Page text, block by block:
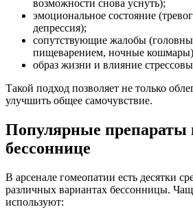
возможности снова уснуть);
эмоциональное состояние
депрессия);
сопутствующие жалобы
пищеварением, ночные
образ жизни и влияние
Такой подход позволяет не только
улучшить общее самочувствие.
Популярные препараты
бессоннице
В арсенале гомеопатии есть десятки
различных вариантах бессонницы.
используют: